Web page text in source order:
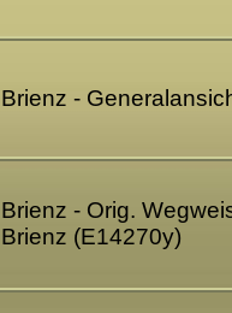
Brienz -
Brienz - Orig.
Brienz (E14270y)